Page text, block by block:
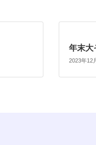
年末大
2023年12